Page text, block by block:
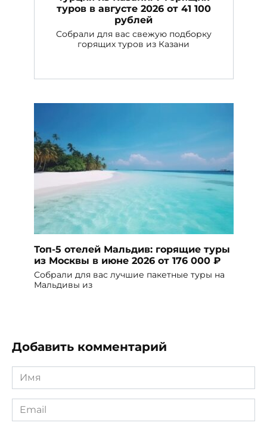
туров в августе 2026 от 41 100
рублей
Собрали для вас свежую подборку
горящих туров из Казани
Топ-5 отелей Мальдив: горящие туры
из Москвы в июне 2026 от 176 000 ₽
Собрали для вас лучшие пакетные туры на
Мальдивы из
Добавить комментарий
Имя
Email